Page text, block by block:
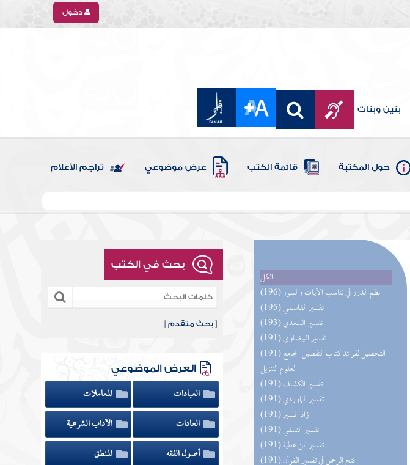
دخول
بنين وبنات
حول المكتبة قائمة الكتب عرض موضوعي تراجم الأعلام
الكل
(196) نظم الدرر في تناسب الآيات والسور
(195) تفسير القاسمي
(193) تفسير السعدي
(191) تفسير البيضاوي
(191) التحصيل لفوائد كتاب التفصيل الجامع
لعلوم التنزيل
(191) تفسير الكشاف
(191) تفسير الماوردي
(191) زاد المسير
(191) تفسير النسفي
(191) تفسير ابن عطية
(191) فتح الرحمن في تفسير القرآن
بحث في الكتب
[بحث متقدم ]
العرض الموضوعي
العبادات
المعاملات
العادات
الآداب الشرعية
أصول الفقه
المنطق